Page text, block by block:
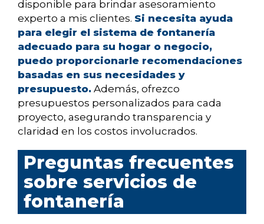
disponible para brindar asesoramiento
experto a mis clientes. Si necesita ayuda
para elegir el sistema de fontanería
adecuado para su hogar o negocio,
puedo proporcionarle recomendaciones
basadas en sus necesidades y
presupuesto. Además, ofrezco
presupuestos personalizados para cada
proyecto, asegurando transparencia y
claridad en los costos involucrados.
Preguntas frecuentes
sobre servicios de
fontanería